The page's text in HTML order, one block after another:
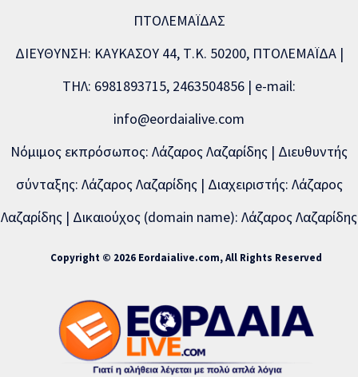
ΠΤΟΛΕΜΑΪΔΑΣ
ΔΙΕΥΘΥΝΣΗ: ΚΑΥΚΑΣΟΥ 44, Τ.Κ. 50200, ΠΤΟΛΕΜΑΪΔΑ |
ΤΗΛ: 6981893715, 2463504856 | e-mail:
info@eordaialive.com
Νόμιμος εκπρόσωπος: Λάζαρος Λαζαρίδης | Διευθυντής
σύνταξης: Λάζαρος Λαζαρίδης | Διαχειριστής: Λάζαρος
Λαζαρίδης | Δικαιούχος (domain name): Λάζαρος Λαζαρίδης
Copyright © 2026 Eordaialive.com, All Rights Reserved